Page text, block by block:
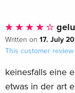
Written on 17. July
This customer
keinesfalls eine
etwas in der art